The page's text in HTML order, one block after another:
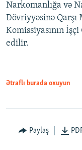
Narkomanlığa və
Dövriyyəsinə
Komissiyasının
edilir.
Ətraflı burada oxuyun
Paylaş